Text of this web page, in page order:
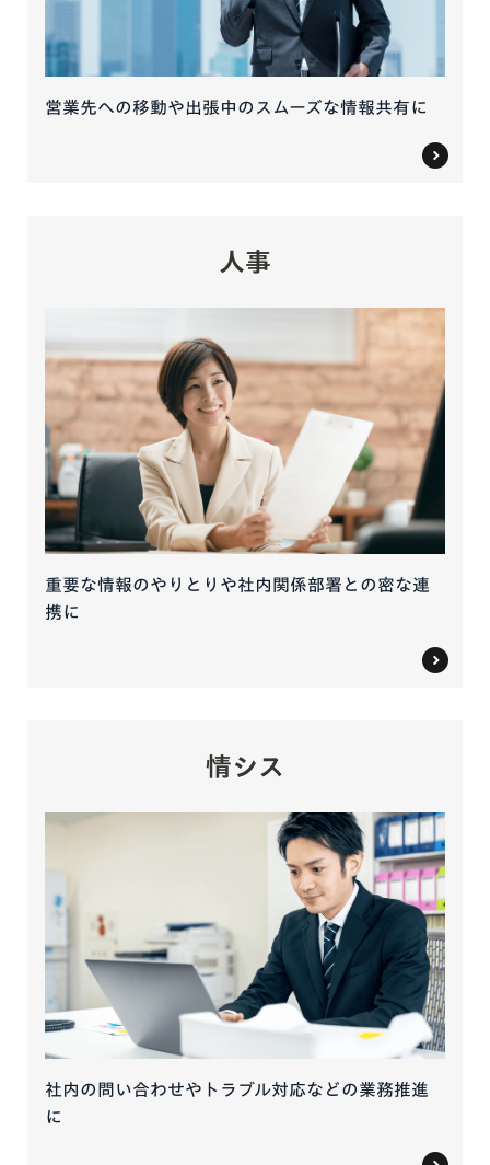
営業先への移動や出張中のスムーズな情報共有に
人事
重要な情報のやりとりや社内関係部署との密な連
携に
情シス
社内の問い合わせやトラブル対応などの業務推進
に